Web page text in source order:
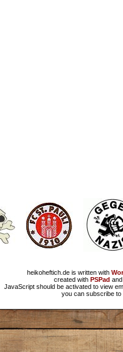
heikoheftich.de is written with
created with PSPad
JavaScript should be activated to view
you can subscribe